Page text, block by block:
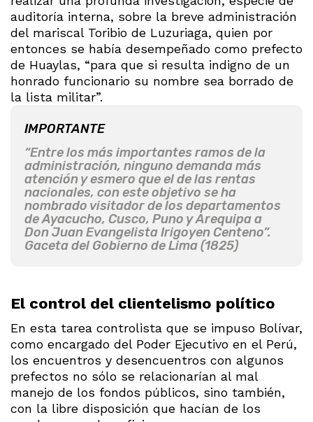
auditoría interna, sobre la breve administración
del mariscal Toribio de Luzuriaga, quien por
entonces se había desempeñado como prefecto
de Huaylas, “para que si resulta indigno de un
honrado funcionario su nombre sea borrado de
la lista militar”.
IMPORTANTE
“Entre los más importantes ramos de la
administración, ninguno demanda más
atención y esmero que el de las rentas
nacionales, con este objetivo se ha
nombrado visitador de los departamentos
de Ayacucho, Cusco, Puno y Arequipa a
Don Juan Evangelista Irigoyen Centeno”.
Gaceta del Gobierno de Lima (1825)
El control del clientelismo político
En esta tarea controlista que se impuso Bolívar,
como encargado del Poder Ejecutivo en el Perú,
los encuentros y desencuentros con algunos
prefectos no sólo se relacionarían al mal
manejo de los fondos públicos, sino también,
con la libre disposición que hacían de los